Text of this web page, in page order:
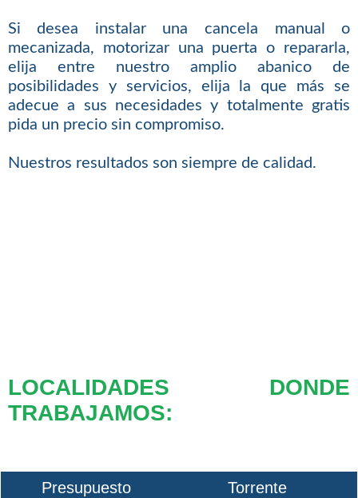
Si desea instalar una cancela manual o
mecanizada, motorizar una puerta o repararla,
elija entre nuestro amplio abanico de
posibilidades y servicios, elija la que más se
adecue a sus necesidades y totalmente gratis
pida un precio sin compromiso.
Nuestros resultados son siempre de calidad.
LOCALIDADES DONDE
TRABAJAMOS:
Presupuesto
Torrente